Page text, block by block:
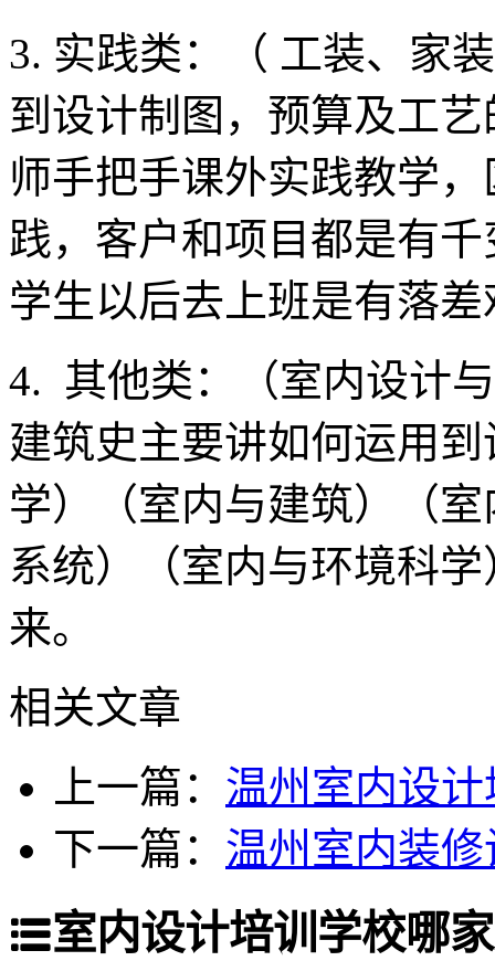
3. 实践类：（ 工装、家
到设计制图，预算及工
师手把手课外实践教学
践，客户和项目都是有
学生以后去上班是有落
4. 其他类：（室内设计
建筑史主要讲如何运用
学）（室内与建筑）（
系统）（室内与环境科
来。
相关文章
上一篇： 温州室内设
下一篇： 温州室内装
室内设计培训学校哪